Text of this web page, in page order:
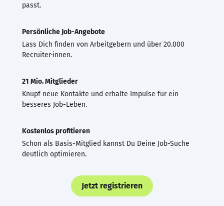
passt.
Persönliche Job-Angebote
Lass Dich finden von Arbeitgebern und über 20.000
Recruiter·innen.
21 Mio. Mitglieder
Knüpf neue Kontakte und erhalte Impulse für ein
besseres Job-Leben.
Kostenlos profitieren
Schon als Basis-Mitglied kannst Du Deine Job-Suche
deutlich optimieren.
Jetzt registrieren